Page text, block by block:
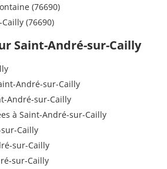
(76690)
(76690)
Saint-André-sur-Cailly
André-sur-Cailly
André-sur-Cailly
à Saint-André-sur-Cailly
Cailly
sur-Cailly
sur-Cailly